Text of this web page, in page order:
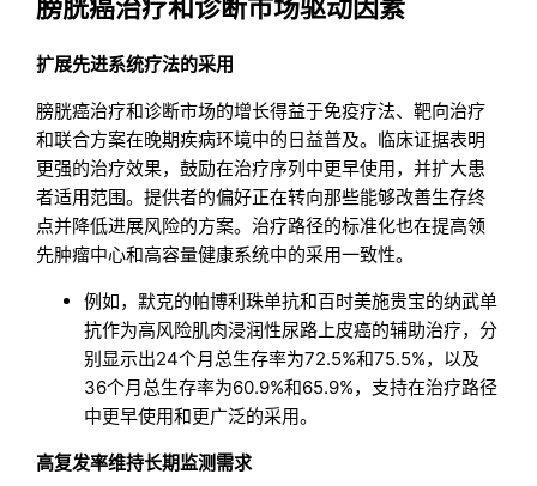
膀胱癌治疗和诊断市场驱动因素
扩展先进系统疗法的采用
膀胱癌治疗和诊断市场的增长得益于免疫疗法、靶向治疗
和联合方案在晚期疾病环境中的日益普及。临床证据表明
更强的治疗效果，鼓励在治疗序列中更早使用，并扩大患
者适用范围。提供者的偏好正在转向那些能够改善生存终
点并降低进展风险的方案。治疗路径的标准化也在提高领
先肿瘤中心和高容量健康系统中的采用一致性。
例如，默克的帕博利珠单抗和百时美施贵宝的纳武单
抗作为高风险肌肉浸润性尿路上皮癌的辅助治疗，分
别显示出24个月总生存率为72.5%和75.5%，以及
36个月总生存率为60.9%和65.9%，支持在治疗路径
中更早使用和更广泛的采用。
高复发率维持长期监测需求